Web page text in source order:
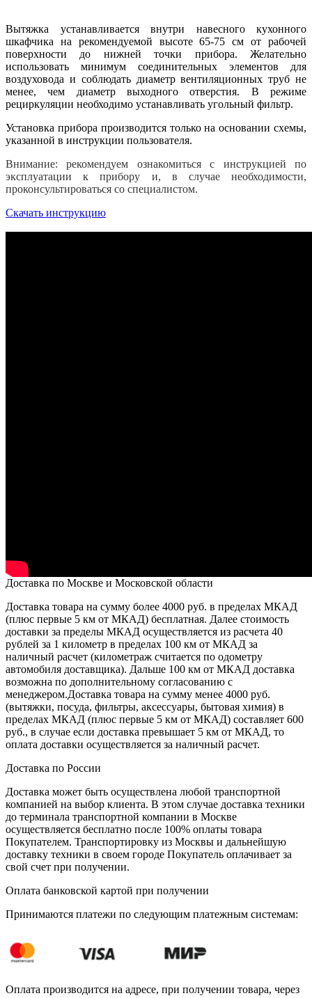
Вытяжка устанавливается внутри навесного кухонного
шкафчика на рекомендуемой высоте 65-75 см от рабочей
поверхности до нижней точки прибора. Желательно
использовать минимум соединительных элементов для
воздуховода и соблюдать диаметр вентиляционных труб не
менее, чем диаметр выходного отверстия. В режиме
рециркуляции необходимо устанавливать угольный фильтр.
Установка прибора производится только на основании схемы,
указанной в инструкции пользователя.
Внимание: рекомендуем ознакомиться с инструкцией по
эксплуатации к прибору и, в случае необходимости,
проконсультироваться со специалистом.
Скачать инструкцию
Доставка по Москве и Московской области
Доставка товара на сумму более 4000 руб. в пределах МКАД
(плюс первые 5 км от МКАД) бесплатная. Далее стоимость
доставки за пределы МКАД осуществляется из расчета 40
рублей за 1 километр в пределах 100 км от МКАД за
наличный расчет (километраж считается по одометру
автомобиля доставщика). Дальше 100 км от МКАД доставка
возможна по дополнительному согласованию с
менеджером.Доставка товара на сумму менее 4000 руб.
(вытяжки, посуда, фильтры, аксессуары, бытовая химия) в
пределах МКАД (плюс первые 5 км от МКАД) составляет 600
руб., в случае если доставка превышает 5 км от МКАД, то
оплата доставки осуществляется за наличный расчет.
Доставка по России
Доставка может быть осуществлена любой транспортной
компанией на выбор клиента. В этом случае доставка техники
до терминала транспортной компании в Москве
осуществляется бесплатно после 100% оплаты товара
Покупателем. Транспортировку из Москвы и дальнейшую
доставку техники в своем городе Покупатель оплачивает за
свой счет при получении.
Оплата банковской картой при получении
Принимаются платежи по следующим платежным системам:
Оплата производится на адресе, при получении товара, через